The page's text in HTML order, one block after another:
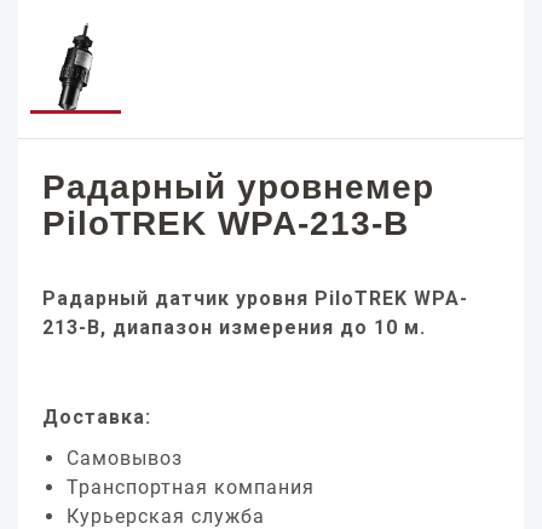
Радарный уровнемер
PiloTREK WPA-213-B
Радарный датчик уровня PiloTREK WPA-
213-B, диапазон измерения до 10 м.
Доставка:
Самовывоз
Транспортная компания
Курьерская служба